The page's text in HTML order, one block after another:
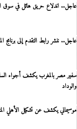
عاجل.. اندلاع حريق هائل في سوق
عاجل.. ننشر رابط التقدم إلى برنامج
سفير مصر بالمغرب يكشف أجواء
والوداد
موسيماني يكشف عن تشكيل الأهلي